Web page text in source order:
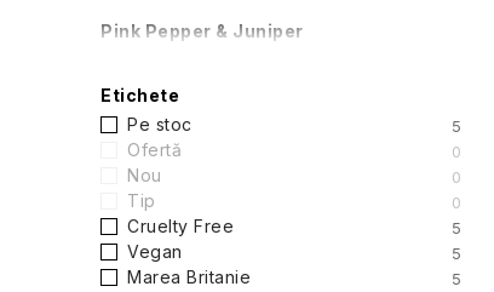
B
a
r
l
a
Pink Pepper & Juniper
Etichete
Pe stoc
5
Ofertă 0
Nou 0
Tip 0
Cruelty Free 5
Vegan 5
Marea Britanie 5